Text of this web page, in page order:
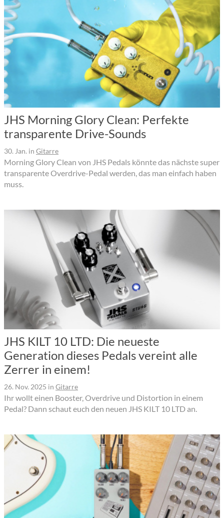
JHS Morning Glory Clean: Perfekte
transparente Drive-Sounds
30. Jan. in Gitarre
Morning Glory Clean von JHS Pedals könnte das nächste super
transparente Overdrive-Pedal werden, das man einfach haben
muss.
JHS KILT 10 LTD: Die neueste
Generation dieses Pedals vereint alle
Zerrer in einem!
26. Nov. 2025 in Gitarre
Ihr wollt einen Booster, Overdrive und Distortion in einem
Pedal? Dann schaut euch den neuen JHS KILT 10 LTD an.